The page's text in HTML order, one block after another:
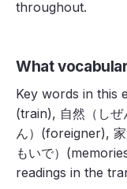
throughout.
What
Key words in this
(train), 自然（し
ん）(foreigner),
もいで）
readings in the